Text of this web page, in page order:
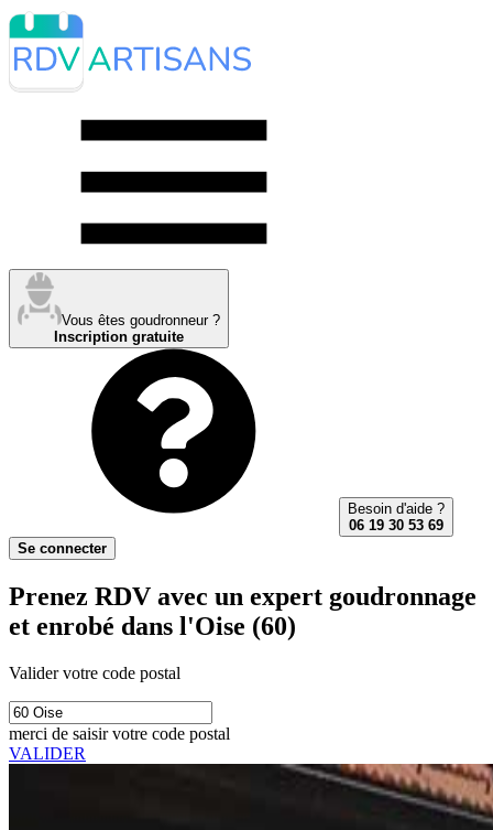
Vous êtes goudronneur ?
Inscription gratuite
Besoin d'aide ?
06 19 30 53 69
Se connecter
Prenez RDV avec un expert goudronnage
et enrobé dans l'Oise (60)
Valider votre code postal
merci de saisir votre code postal
VALIDER